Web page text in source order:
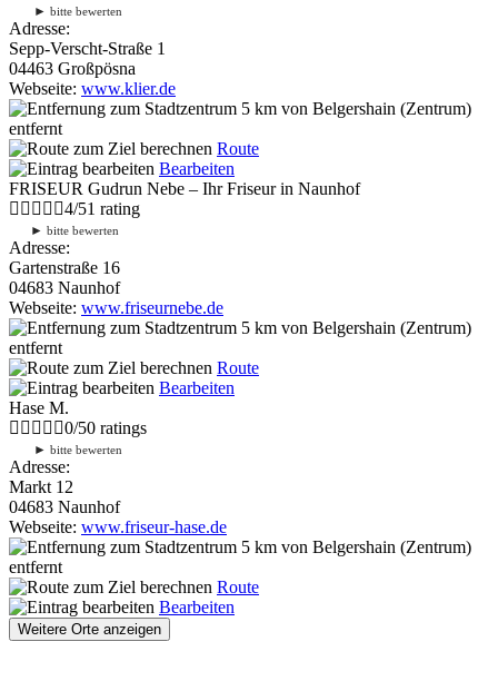
► bitte bewerten
Adresse:
Sepp-Verscht-Straße 1
04463 Großpösna
Webseite: www.klier.de
5 km von Belgershain (Zentrum)
entfernt
Route
Bearbeiten
FRISEUR Gudrun Nebe – Ihr Friseur in Naunhof
4/51 rating
► bitte bewerten
Adresse:
Gartenstraße 16
04683 Naunhof
Webseite: www.friseurnebe.de
5 km von Belgershain (Zentrum)
entfernt
Route
Bearbeiten
Hase M.
0/50 ratings
► bitte bewerten
Adresse:
Markt 12
04683 Naunhof
Webseite: www.friseur-hase.de
5 km von Belgershain (Zentrum)
entfernt
Route
Bearbeiten
Weitere Orte anzeigen